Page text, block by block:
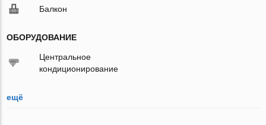
Балкон
ОБОРУДОВАНИЕ
Центральное
кондиционирование
ещё